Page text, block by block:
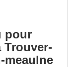
pour
Trouver-
meaulne